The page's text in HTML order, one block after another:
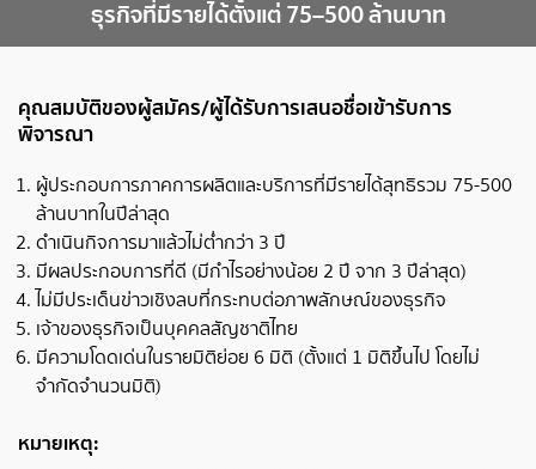
ธุรกิจที่มีรายได้ตั้งแต่ 75–500 ล้านบาท
คุณสมบัติของผู้สมัคร/ผู้ได้รับการเสนอชื่อเข้ารับการ
พิจารณา
ผู้ประกอบการภาคการผลิตและบริการที่มีรายได้สุทธิรวม 75-500
ล้านบาทในปีล่าสุด
ดำเนินกิจการมาแล้วไม่ต่ำกว่า 3 ปี
มีผลประกอบการที่ดี (มีกำไรอย่างน้อย 2 ปี จาก 3 ปีล่าสุด)
ไม่มีประเด็นข่าวเชิงลบที่กระทบต่อภาพลักษณ์ของธุรกิจ
เจ้าของธุรกิจเป็นบุคคลสัญชาติไทย
มีความโดดเด่นในรายมิติย่อย 6 มิติ (ตั้งแต่ 1 มิติขึ้นไป โดยไม่
จำกัดจำนวนมิติ)
หมายเหตุ: